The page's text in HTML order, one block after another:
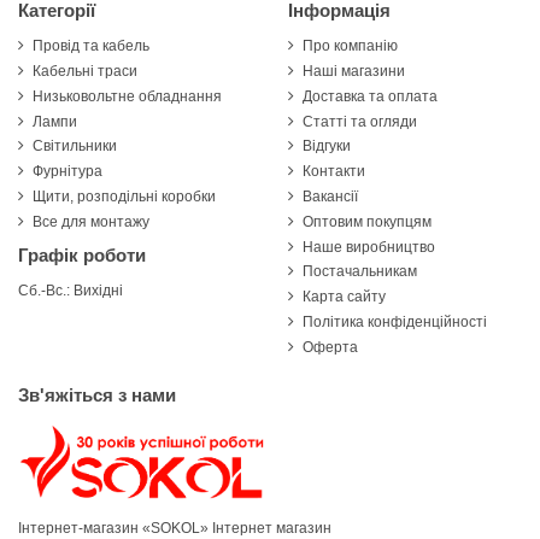
Категорії
Провід та кабель
Кабельні траси
Низьковольтне обладнання
Лампи
Світильники
Фурнітура
Щити, розподільні коробки
Все для монтажу
Графік роботи
Сб.-Вс.: Вихідні
Інформація
Про компанію
Наші магазини
Доставка та оплата
Статті та огляди
Відгуки
Контакти
Вакансії
Оптовим покупцям
Наше виробництво
Постачальникам
Карта сайту
Політика конфіденційності
Оферта
Зв'яжіться з нами
Інтернет-магазин «SOKOL» Інтернет магазин